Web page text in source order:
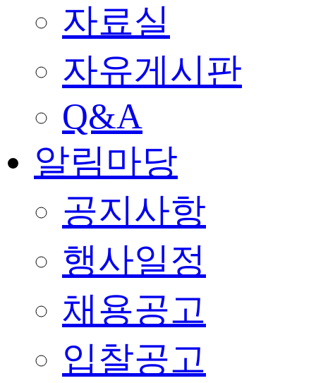
자료실
자유게시판
Q&A
알림마당
공지사항
행사일정
채용공고
입찰공고